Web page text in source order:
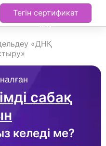
Тегін сертификат
алу
сабақ
келеді ме?
«ДНҚ